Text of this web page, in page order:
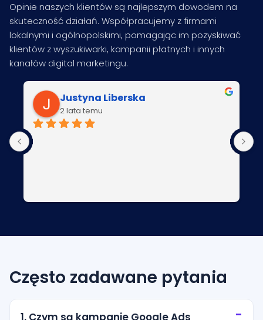
Opinie naszych klientów są najlepszym dowodem na
skuteczność działań. Współpracujemy z firmami
lokalnymi i ogólnopolskimi, pomagając im pozyskiwać
klientów z wyszukiwarki, kampanii płatnych i innych
kanałów digital marketingu.
Justyna Liberska
2 lata temu
Często zadawane pytania
1. Czym są kampanie Google Ads